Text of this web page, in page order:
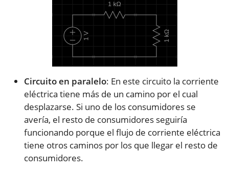
Circuito en paralelo: En este circuito la corriente
eléctrica tiene más de un camino por el cual
desplazarse. Si uno de los consumidores se
avería, el resto de consumidores seguiría
funcionando porque el flujo de corriente eléctrica
tiene otros caminos por los que llegar el resto de
consumidores.